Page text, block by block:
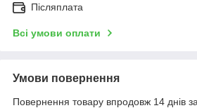
Післяплата
Всі умови оплати
Умови повернення
Повернення товару впродовж 14 днів